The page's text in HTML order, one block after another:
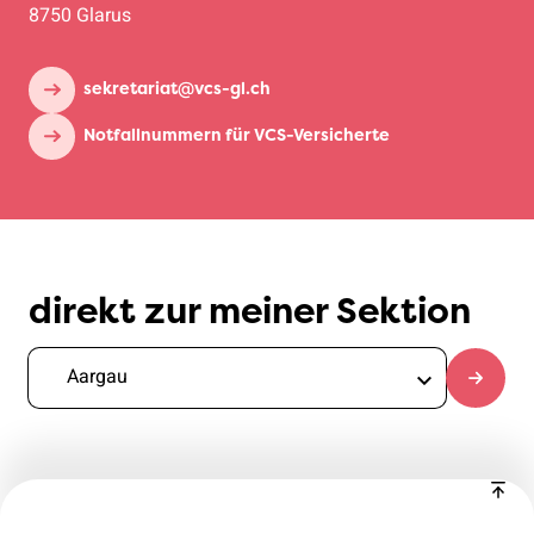
8750 Glarus
sekretariat@vcs-gl.ch
Notfallnummern für VCS-Versicherte
direkt zur meiner Sektion